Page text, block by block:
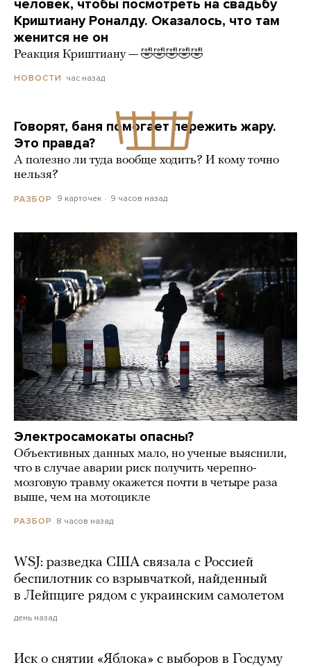
человек, чтобы посмотреть на свадьбу
Криштиану Роналду. Оказалось, что там
женится не он
Реакция Криштиану — 🤣🤣🤣🤣🤣
НОВОСТИ час назад
Говорят, баня помогает пережить жару.
Это правда?
А полезно ли туда вообще ходить? И кому точно
нельзя?
РАЗБОР 9 карточек 9 часов назад
Электросамокаты опасны?
Объективных данных мало, но ученые выяснили,
что в случае аварии риск получить черепно-
мозговую травму окажется почти в четыре раза
выше, чем на мотоцикле
РАЗБОР 8 часов назад
WSJ: разведка США связала с Россией
беспилотник со взрывчаткой, найденный
в Лейпциге рядом с украинским самолетом
день назад
Иск о снятии «Яблока» с выборов в Госдуму